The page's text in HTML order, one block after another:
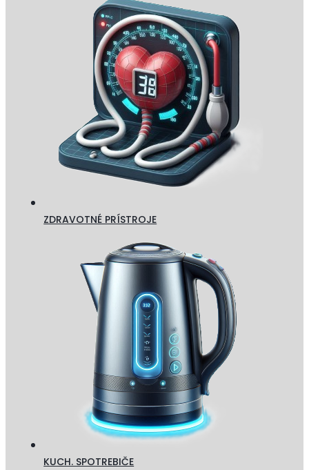
ZDRAVOTNÉ PRÍSTROJE
KUCH. SPOTREBIČE